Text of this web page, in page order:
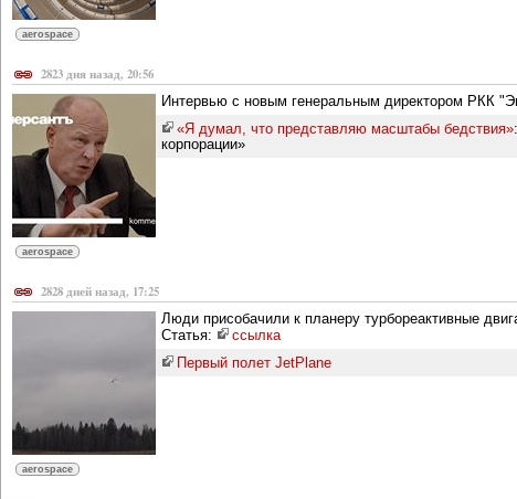
aerospace
2823 дня назад, 20:56
Интервью с новым генеральным директором РКК
«Я думал, что представляю масштабы бедствия»
корпорации»
aerospace
2828 дней назад, 17:25
Люди присобачили к планеру турбореактивные
Статья:
ссылка
Первый полет JetPlane
aerospace